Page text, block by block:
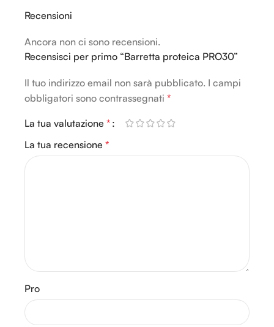
Recensioni
Ancora non ci sono recensioni.
Recensisci per primo “Barretta proteica PRO30”
Il tuo indirizzo email non sarà pubblicato. I campi
obbligatori sono contrassegnati *
La tua valutazione *
La tua recensione *
Pro
Alternative: